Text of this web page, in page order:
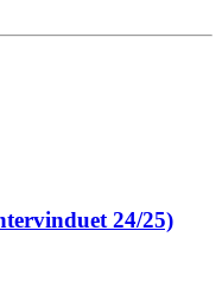
24/25)